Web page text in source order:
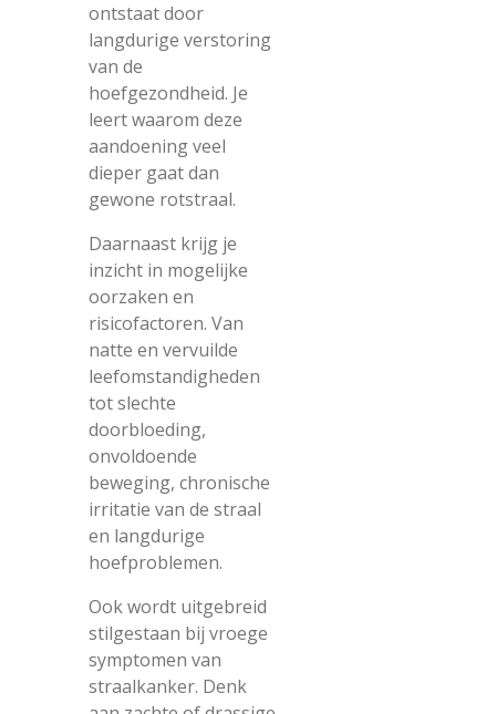
ontstaat door
langdurige verstoring
van de
hoefgezondheid. Je
leert waarom deze
aandoening veel
dieper gaat dan
gewone rotstraal.
Daarnaast krijg je
inzicht in mogelijke
oorzaken en
risicofactoren. Van
natte en vervuilde
leefomstandigheden
tot slechte
doorbloeding,
onvoldoende
beweging, chronische
irritatie van de straal
en langdurige
hoefproblemen.
Ook wordt uitgebreid
stilgestaan bij vroege
symptomen van
straalkanker. Denk